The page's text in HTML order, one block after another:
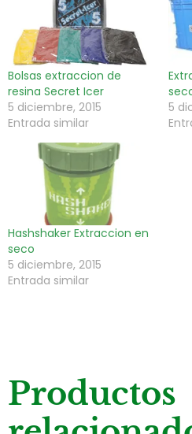
Bolsas extraccion de
resina Secret Icer
5 diciembre, 2015
Entrada similar
5
Hashshaker Extraccion en
seco
5 diciembre, 2015
Entrada similar
Productos